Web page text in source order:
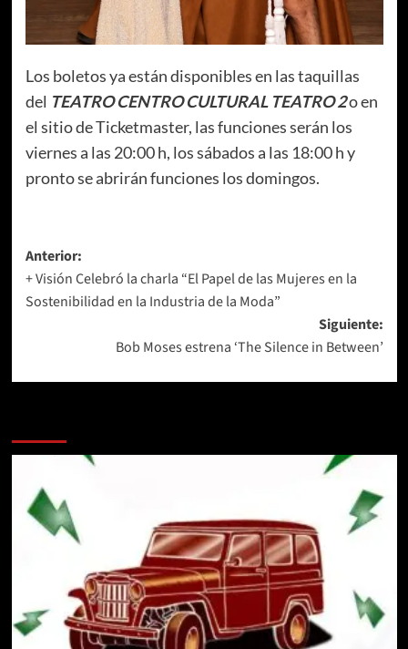
Los boletos ya están disponibles en las taquillas
del TEATRO CENTRO CULTURAL TEATRO 2o en
el sitio de Ticketmaster, las funciones serán los
viernes a las 20:00 h, los sábados a las 18:00 h y
pronto se abrirán funciones los domingos.
Navegación
de
entradas
Anterior:
+ Visión Celebró la charla “El Papel de las Mujeres en la
Sostenibilidad en la Industria de la Moda”
Siguiente:
Bob Moses estrena ‘The Silence in Between’